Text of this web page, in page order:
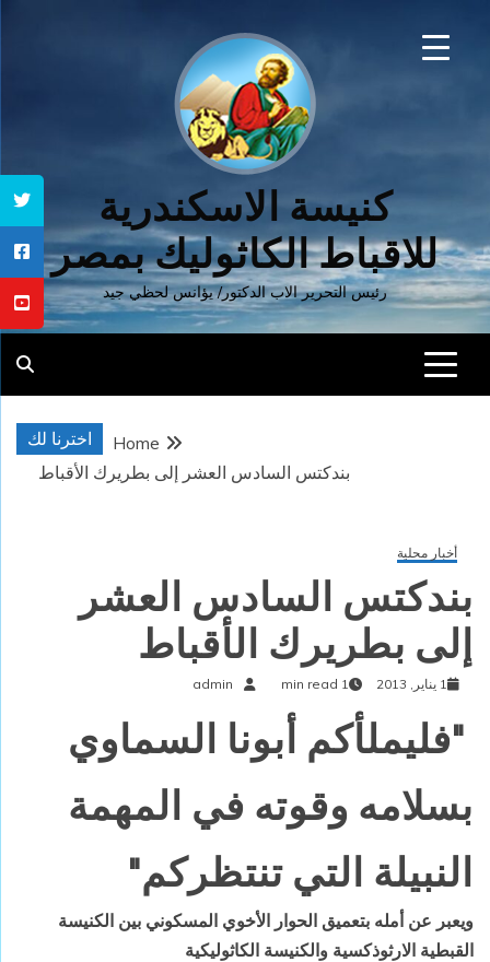
كنيسة الاسكندرية
للاقباط الكاثوليك بمصر
رئيس التحرير الاب الدكتور/ يؤانس لحظي جيد
اخترنا لك
Home
بندكتس السادس العشر إلى بطريرك الأقباط
أخبار محلية
بندكتس السادس العشر
إلى بطريرك الأقباط
1 يناير, 2013 1 min read
admin
"فليملأكم أبونا السماوي
بسلامه وقوته في المهمة
النبيلة التي تنتظركم"
ويعبر عن أمله بتعميق الحوار الأخوي المسكوني بين الكنيسة
القبطية الارثوذكسية والكنيسة الكاثوليكية